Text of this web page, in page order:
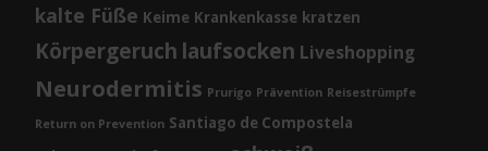
kalte Füße Keime Krankenkasse kratzen
Körpergeruch laufsocken Liveshopping
Neurodermitis Prurigo Prävention Reisestrümpfe
Return on Prevention Santiago de Compostela